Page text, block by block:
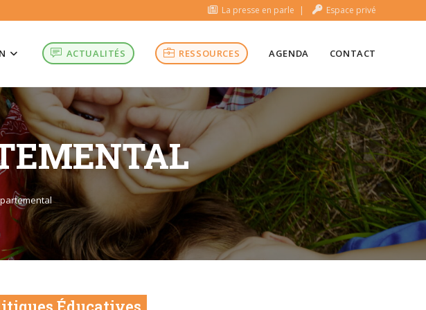
La presse en parle Espace privé
ACTUALITÉS RESSOURCES AGENDA CONTACT